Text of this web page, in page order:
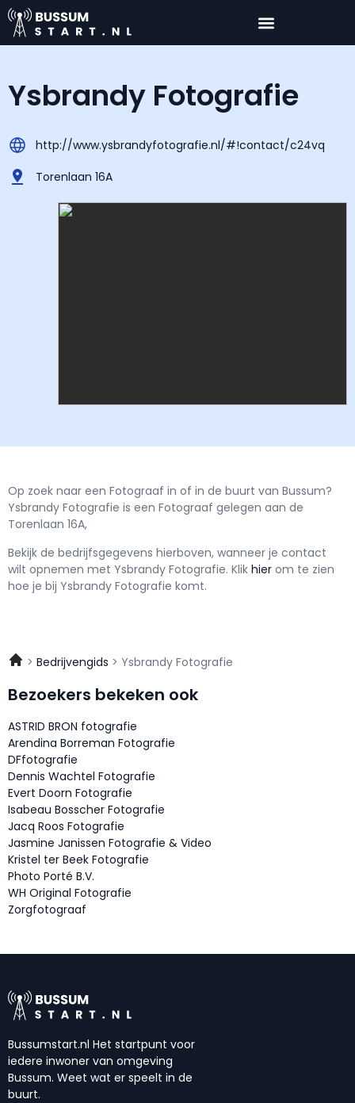
Ysbrandy Fotografie
http://www.ysbrandyfotografie.nl/#!contact/c24vq
Torenlaan 16A
Op zoek naar een Fotograaf in of in de buurt van Bussum?
Ysbrandy Fotografie is een Fotograaf gelegen aan de
Torenlaan 16A,
Bekijk de bedrijfsgegevens hierboven, wanneer je contact
wilt opnemen met Ysbrandy Fotografie. Klik hier om te zien
hoe je bij Ysbrandy Fotografie komt.
Bedrijvengids Ysbrandy Fotografie
Bezoekers bekeken ook
ASTRID BRON fotografie
Arendina Borreman Fotografie
DFfotografie
Dennis Wachtel Fotografie
Evert Doorn Fotografie
Isabeau Bosscher Fotografie
Jacq Roos Fotografie
Jasmine Janissen Fotografie & Video
Kristel ter Beek Fotografie
Photo Porté B.V.
WH Original Fotografie
Zorgfotograaf
Bussumstart.nl Het startpunt voor
iedere inwoner van omgeving
Bussum. Weet wat er speelt in de
buurt.